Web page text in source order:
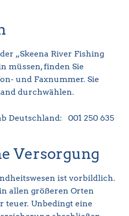
„Skeena River Fishing
müssen, finden Sie
und Faxnummer. Sie
durchwählen.
Deutschland: 001 250 635
Versorgung
ist vorbildlich.
allen größeren Orten
teuer. Unbedingt eine